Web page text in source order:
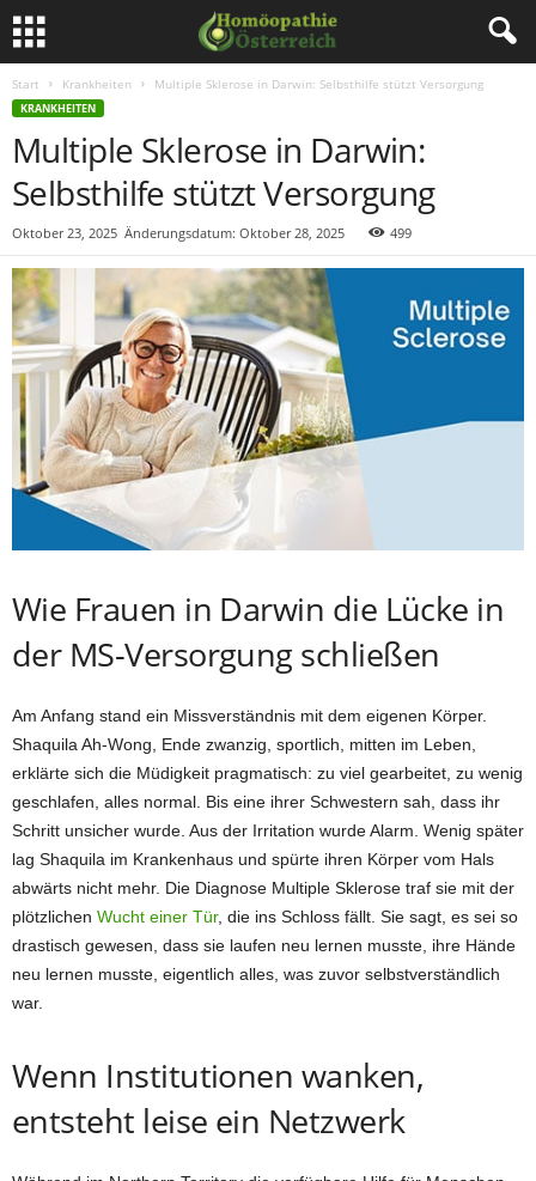
Start Krankheiten Multiple Sklerose in Darwin: Selbsthilfe stützt Versorgung
KRANKHEITEN
Multiple Sklerose in Darwin:
Selbsthilfe stützt Versorgung
Oktober 23, 2025 Änderungsdatum: Oktober 28, 2025 499
Wie Frauen in Darwin die Lücke in
der MS-Versorgung schließen
Am Anfang stand ein Missverständnis mit dem eigenen Körper.
Shaquila Ah-Wong, Ende zwanzig, sportlich, mitten im Leben,
erklärte sich die Müdigkeit pragmatisch: zu viel gearbeitet, zu wenig
geschlafen, alles normal. Bis eine ihrer Schwestern sah, dass ihr
Schritt unsicher wurde. Aus der Irritation wurde Alarm. Wenig später
lag Shaquila im Krankenhaus und spürte ihren Körper vom Hals
abwärts nicht mehr. Die Diagnose Multiple Sklerose traf sie mit der
plötzlichen Wucht einer Tür, die ins Schloss fällt. Sie sagt, es sei so
drastisch gewesen, dass sie laufen neu lernen musste, ihre Hände
neu lernen musste, eigentlich alles, was zuvor selbstverständlich
war.
Wenn Institutionen wanken,
entsteht leise ein Netzwerk